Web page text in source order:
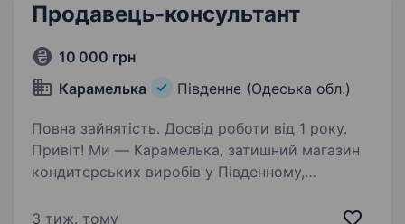
Продавець-консультант
10 000 грн
Карамелька
Південне (Одеська обл.)
Повна зайнятість. Досвід роботи від 1 року.
Привіт! Ми — Карамелька, затишний магазин
кондитерських виробів у Південному,
солодощів і радістю від спілкування
3 тиж. тому